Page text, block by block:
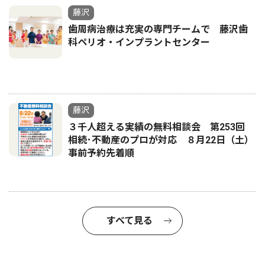
藤沢
歯周病治療は充実の専門チームで 藤沢歯
科ペリオ・インプラントセンター
藤沢
３千人超える実績の無料相談会 第253回
相続･不動産のプロが対応 ８月22日（土）
事前予約先着順
すべて見る